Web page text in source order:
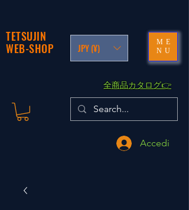
TETSUJIN
WEB-SHOP
JPY (¥)
ME
NU
​全商品カタログ👉
Accedi